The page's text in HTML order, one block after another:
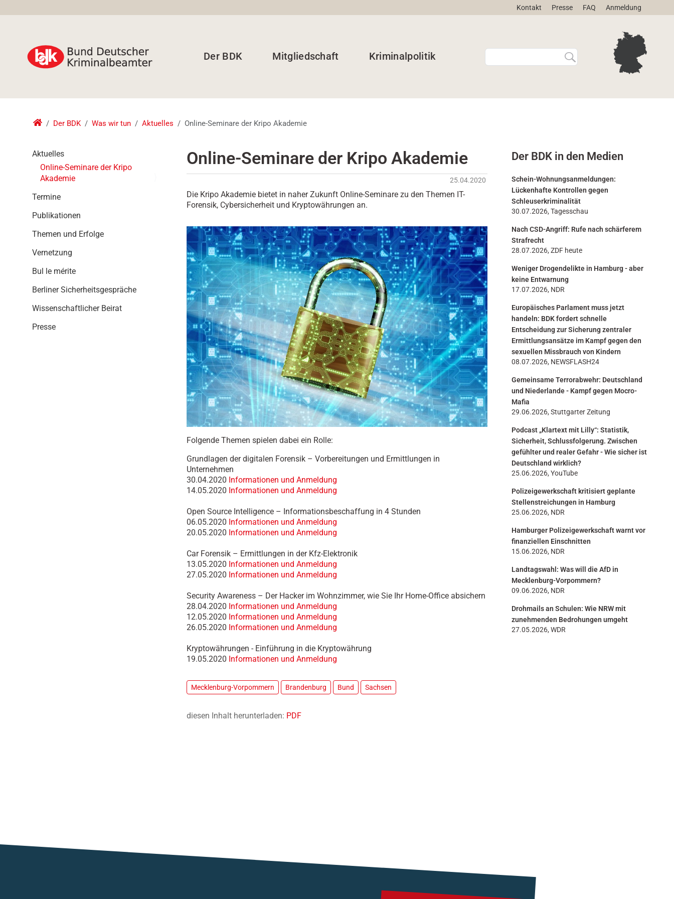
Kontakt Presse FAQ Anmeldung
Der BDK Mitgliedschaft Kriminalpolitik
W
e
s
n
E
r
c
Der BDK Was wir tun Aktuelles Online-Seminare der Kripo Akademie
Online-Seminare der Kripo Akademie
25.04.2020
Die Kripo Akademie bietet in naher Zukunft Online-Seminare zu den Themen IT-
Forensik, Cybersicherheit und Kryptowährungen an.
Folgende Themen spielen dabei ein Rolle:
Grundlagen der digitalen Forensik – Vorbereitungen und Ermittlungen in
Unternehmen
30.04.2020 Informationen und Anmeldung
14.05.2020 Informationen und Anmeldung
Open Source Intelligence – Informationsbeschaffung in 4 Stunden
06.05.2020 Informationen und Anmeldung
20.05.2020 Informationen und Anmeldung
Car Forensik – Ermittlungen in der Kfz-Elektronik
13.05.2020 Informationen und Anmeldung
27.05.2020 Informationen und Anmeldung
Security Awareness – Der Hacker im Wohnzimmer, wie Sie Ihr Home-Office absichern
28.04.2020 Informationen und Anmeldung
12.05.2020 Informationen und Anmeldung
26.05.2020 Informationen und Anmeldung
Kryptowährungen - Einführung in die Kryptowährung
19.05.2020 Informationen und Anmeldung
Mecklenburg-Vorpommern Brandenburg Bund Sachsen
diesen Inhalt herunterladen: PDF
Aktuelles
Online-Seminare der Kripo
Akademie
Termine
Publikationen
Themen und Erfolge
Vernetzung
Bul le mérite
Berliner Sicherheitsgespräche
Wissenschaftlicher Beirat
Presse
Der BDK in den Medien
Schein-Wohnungsanmeldungen:
Lückenhafte Kontrollen gegen
Schleuserkriminalität
30.07.2026, Tagesschau
Nach CSD-Angriff: Rufe nach schärferem
Strafrecht
28.07.2026, ZDF heute
Weniger Drogendelikte in Hamburg - aber
keine Entwarnung
17.07.2026, NDR
Europäisches Parlament muss jetzt
handeln: BDK fordert schnelle
Entscheidung zur Sicherung zentraler
Ermittlungsansätze im Kampf gegen den
sexuellen Missbrauch von Kindern
08.07.2026, NEWSFLASH24
Gemeinsame Terrorabwehr: Deutschland
und Niederlande - Kampf gegen Mocro-
Mafia
29.06.2026, Stuttgarter Zeitung
Podcast „Klartext mit Lilly“: Statistik,
Sicherheit, Schlussfolgerung. Zwischen
gefühlter und realer Gefahr - Wie sicher ist
Deutschland wirklich?
25.06.2026, YouTube
Polizeigewerkschaft kritisiert geplante
Stellenstreichungen in Hamburg
25.06.2026, NDR
Hamburger Polizeigewerkschaft warnt vor
finanziellen Einschnitten
15.06.2026, NDR
Landtagswahl: Was will die AfD in
Mecklenburg-Vorpommern?
09.06.2026, NDR
Drohmails an Schulen: Wie NRW mit
zunehmenden Bedrohungen umgeht
27.05.2026, WDR